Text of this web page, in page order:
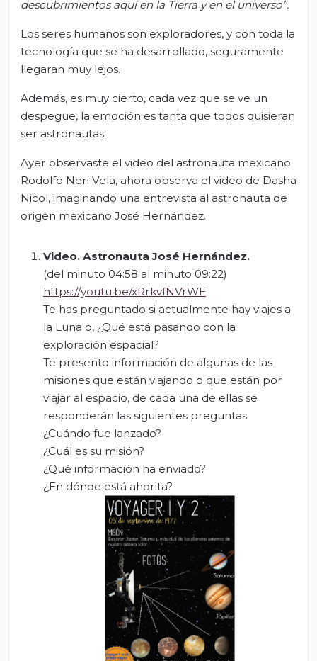
descubrimientos aquí en la Tierra y en el universo”.
Los seres humanos son exploradores, y con toda la
tecnología que se ha desarrollado, seguramente
llegaran muy lejos.
Además, es muy cierto, cada vez que se ve un
despegue, la emoción es tanta que todos quisieran
ser astronautas.
Ayer observaste el video del astronauta mexicano
Rodolfo Neri Vela, ahora observa el video de Dasha
Nicol, imaginando una entrevista al astronauta de
origen mexicano José Hernández.
Video. Astronauta José Hernández.
(del minuto 04:58 al minuto 09:22)
https://youtu.be/xRrkvfNVrWE
Te has preguntado si actualmente hay viajes a
la Luna o, ¿Qué está pasando con la
exploración espacial?
Te presento información de algunas de las
misiones que están viajando o que están por
viajar al espacio, de cada una de ellas se
responderán las siguientes preguntas:
¿Cuándo fue lanzado?
¿Cuál es su misión?
¿Qué información ha enviado?
¿En dónde está ahorita?